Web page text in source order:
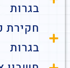
בגרות
חקירת
בגרות